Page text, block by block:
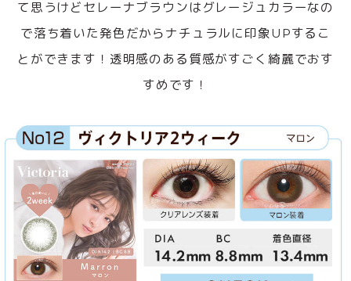
て思うけどセレーナブラウンはグレージュカラーなの
で落ち着いた発色だからナチュラルに印象UPするこ
とができます！透明感のある質感がすごく綺麗でおす
すめです！